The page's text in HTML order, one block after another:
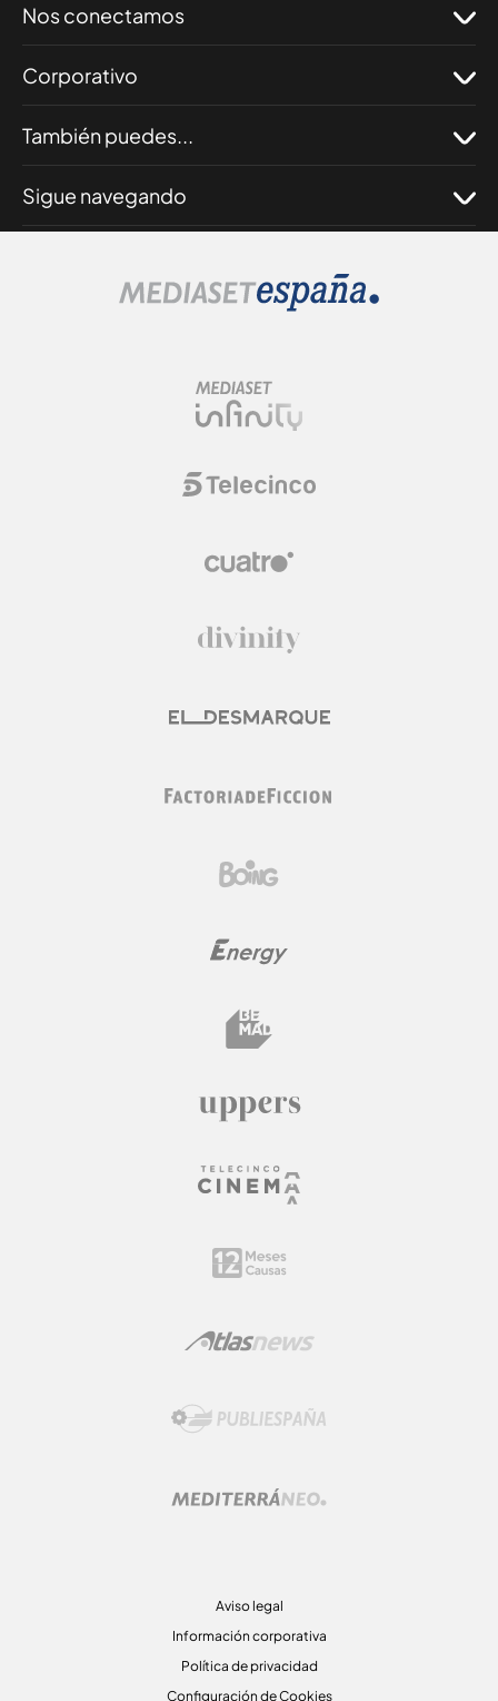
Nos conectamos
Corporativo
También puedes...
Sigue navegando
Aviso legal
Información corporativa
Política de privacidad
Configuración de Cookies